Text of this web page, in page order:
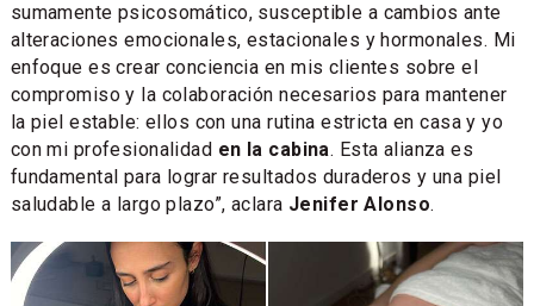
sumamente psicosomático, susceptible a cambios ante
alteraciones emocionales, estacionales y hormonales. Mi
enfoque es crear conciencia en mis clientes sobre el
compromiso y la colaboración necesarios para mantener
la piel estable: ellos con una rutina estricta en casa y yo
con mi profesionalidad en la cabina. Esta alianza es
fundamental para lograr resultados duraderos y una piel
saludable a largo plazo”, aclara Jenifer Alonso.